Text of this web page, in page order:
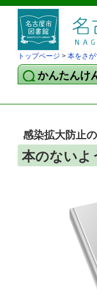
トップページ > 本をさ
かんたんけ
感染拡大防止
本のないよ